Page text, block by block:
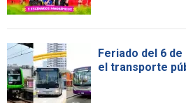
Feriado del 6
el transporte